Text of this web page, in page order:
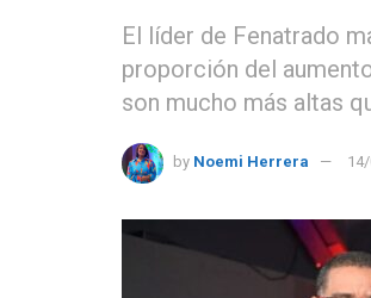
El líder de Fenatrado
proporción del
son mucho más altas
by Noemi Herrera